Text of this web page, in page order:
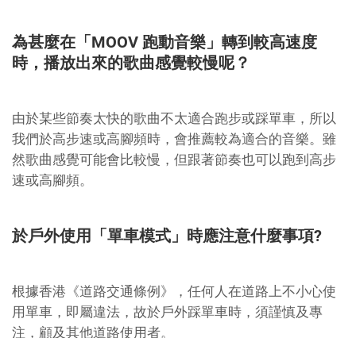
為甚麼在「MOOV 跑動音樂」轉到較高速度
時，播放出來的歌曲感覺較慢呢？
由於某些節奏太快的歌曲不太適合跑步或踩單車，所以
我們於高步速或高腳頻時，會推薦較為適合的音樂。雖
然歌曲感覺可能會比較慢，但跟著節奏也可以跑到高步
速或高腳頻。
於戶外使用「單車模式」時應注意什麼事項?
根據香港《道路交通條例》，任何人在道路上不小心使
用單車，即屬違法，故於戶外踩單車時，須謹慎及專
注，顧及其他道路使用者。